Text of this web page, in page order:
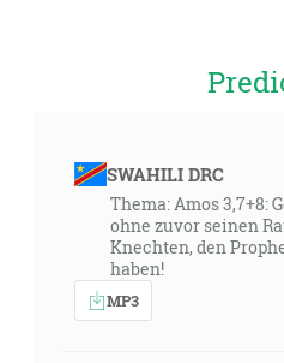
SWAHILI DRC
Thema: Amos 3,7+8:
ohne zuvor seinen
Knechten, den
haben!
MP3